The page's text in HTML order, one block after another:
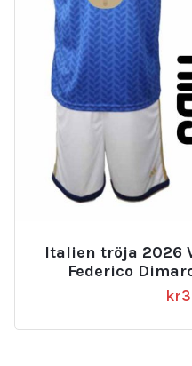
Italien tröja 2026
Federico
kr